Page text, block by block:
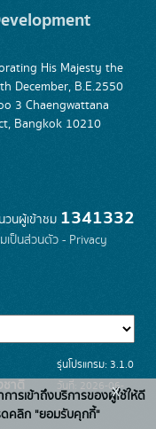
His Majesty the
December, B.E.2550
3 Chaengwattana
Bangkok 10210
วนผู้เข้าชม 1341332
ป็นส่วนตัว - Privacy
ชาติ
รุ่นโปรแกรม: 3.1.0
วันที่: 2026-06-
22
ารเข้าถึงบริการของผู้ใช้ให้ดี
ดคลิก "ยอมรับคุกกี้"
x